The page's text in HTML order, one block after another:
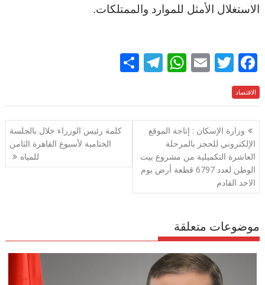
الاستغلال الأمثل للموارد والممتلكات.
F
ac
e
b
o
o
k
T
itt
er
E
ai
l
W
at
s
A
p
p
T
e
gr
m
ar
e
الاقتصاد
تصفّح
المقالات
وزارة الإسكان : إتاحة الموقع
الإلكتروني للحجز بالمرحلة
العاشرة التكميلية من مشروع بيت
الوطن لعدد 6797 قطعة أرض يوم
الاحد القادم
كلمة رئيس الوزراء خلال بالجلسة
الختامية لأسبوع القاهرة الثامن
للمياه
موضوعات متعلقة